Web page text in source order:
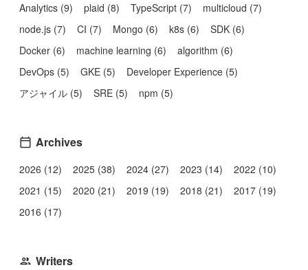
Analytics (9) plaid (8) TypeScript (7) multicloud (7)
node.js (7) CI (7) Mongo (6) k8s (6) SDK (6)
Docker (6) machine learning (6) algorithm (6)
DevOps (5) GKE (5) Developer Experience (5)
アジャイル (5) SRE (5) npm (5)
Archives
2026 (12) 2025 (38) 2024 (27) 2023 (14)
2022 (10)
2021 (15)
2020 (21) 2019 (19) 2018 (21)
2017 (19)
2016 (17)
Writers